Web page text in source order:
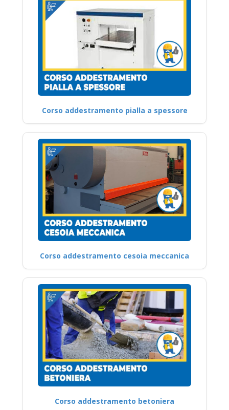
Corso addestramento pialla a spessore
Corso addestramento cesoia meccanica
Corso addestramento betoniera